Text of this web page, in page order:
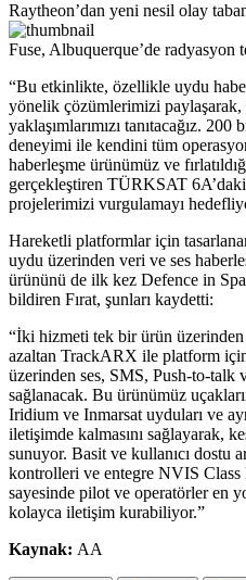
Raytheon’dan yeni nesil olay
Fuse, Albuquerque’de radyasyon
“Bu etkinlikte, özellikle uydu
yönelik çözümlerimizi
yaklaşımlarımızı tanıtacağız.
deneyimi ile kendini tüm
haberleşme ürünümüz ve
gerçekleştiren TÜRKSAT
projelerimizi vurgulamayı
Hareketli platformlar için
uydu üzerinden veri ve ses
ürününü de ilk kez Defence in
bildiren Fırat, şunları kaydetti:
“İki hizmeti tek bir ürün
azaltan TrackARX ile platform
üzerinden ses, SMS, Push-to-
sağlanacak. Bu ürünümüz
Iridium ve Inmarsat uyduları ve
iletişimde kalmasını sağlayarak,
sunuyor. Basit ve kullanıcı dostu
kontrolleri ve entegre NVIS
sayesinde pilot ve operatörler en
kolayca iletişim kurabiliyor.”
Kaynak: AA